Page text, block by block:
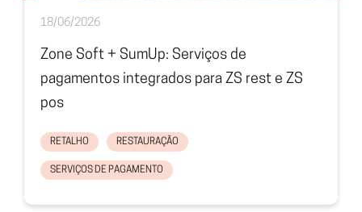
18/06/2026
Zone Soft + SumUp: Serviços de
pagamentos integrados para ZS rest e ZS
pos
RETALHO RESTAURAÇÃO
SERVIÇOS DE PAGAMENTO